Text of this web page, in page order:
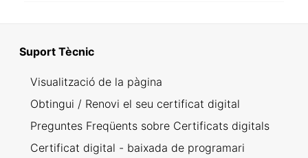
Suport Tècnic
Visualització de la pàgina
Obtingui / Renovi el seu certificat digital
Preguntes Freqüents sobre Certificats digitals
Certificat digital - baixada de programari